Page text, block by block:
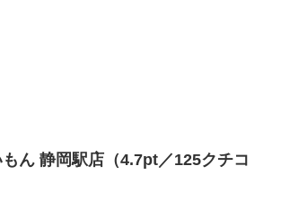
ん 静岡駅店（4.7pt／125クチコ